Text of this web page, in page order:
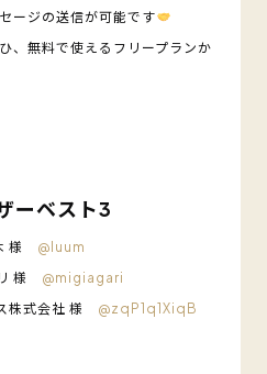
ージの送信が可能です
、無料で使えるフリープランか
ーベスト3
様 @luum
様 @migiagari
株式会社 様 @zqP1q1XiqB